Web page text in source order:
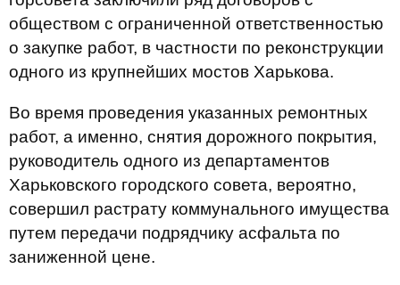
обществом с ограниченной ответственностью
о закупке работ, в частности по реконструкции
одного из крупнейших мостов Харькова.
Во время проведения указанных ремонтных
работ, а именно, снятия дорожного покрытия,
руководитель одного из департаментов
Харьковского городского совета, вероятно,
совершил растрату коммунального имущества
путем передачи подрядчику асфальта по
заниженной цене.